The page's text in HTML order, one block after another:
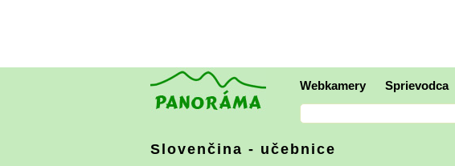
Webkamery Sprievodca
Slovenčina - učebnice